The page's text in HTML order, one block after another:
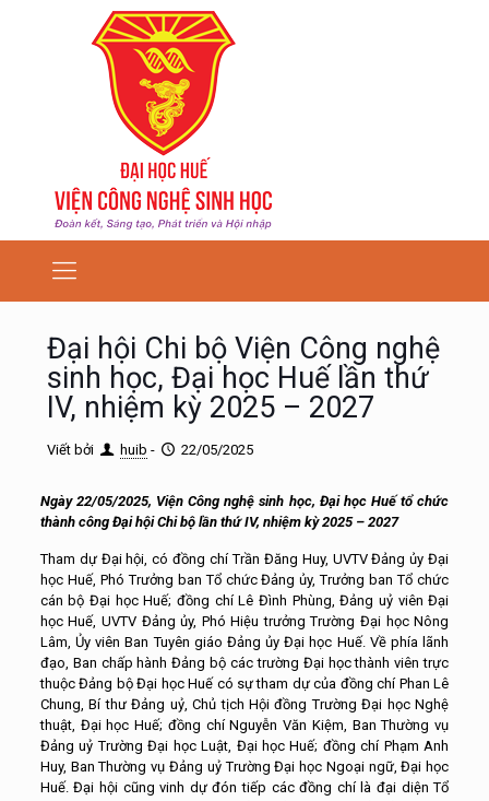
Đại hội Chi bộ Viện Công nghệ
sinh học, Đại học Huế lần thứ
IV, nhiệm kỳ 2025 – 2027
Viết bởi huib - 22/05/2025
Ngày 22/05/2025, Viện Công nghệ sinh học, Đại học Huế tổ chức
thành công Đại hội Chi bộ lần thứ IV, nhiệm kỳ 2025 – 2027
Tham dự Đại hội, có đồng chí Trần Đăng Huy, UVTV Đảng ủy Đại
học Huế, Phó Trưởng ban Tổ chức Đảng ủy, Trưởng ban Tổ chức
cán bộ Đại học Huế; đồng chí Lê Đình Phùng, Đảng uỷ viên Đại
học Huế, UVTV Đảng ủy, Phó Hiệu trưởng Trường Đại học Nông
Lâm, Ủy viên Ban Tuyên giáo Đảng ủy Đại học Huế. Về phía lãnh
đạo, Ban chấp hành Đảng bộ các trường Đại học thành viên trực
thuộc Đảng bộ Đại học Huế có sự tham dự của đồng chí Phan Lê
Chung, Bí thư Đảng uỷ, Chủ tịch Hội đồng Trường Đại học Nghệ
thuật, Đại học Huế; đồng chí Nguyễn Văn Kiệm, Ban Thường vụ
Đảng uỷ Trường Đại học Luật, Đại học Huế; đồng chí Phạm Anh
Huy, Ban Thường vụ Đảng uỷ Trường Đại học Ngoại ngữ, Đại học
Huế. Đại hội cũng vinh dự đón tiếp các đồng chí là đại diện Tổ